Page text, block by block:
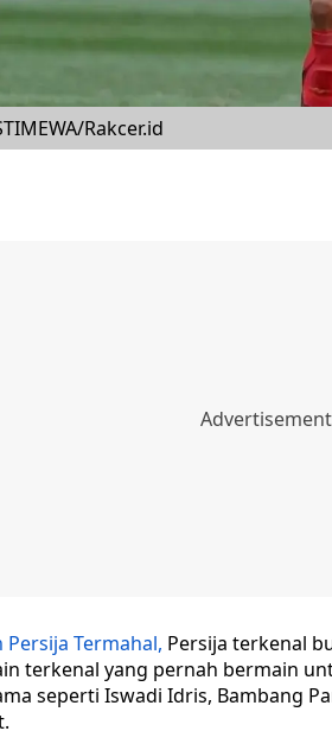
Rakcer.id
Persija Termahal, Persija terkenal
terkenal yang pernah bermain
seperti Iswadi Idris, Bambang